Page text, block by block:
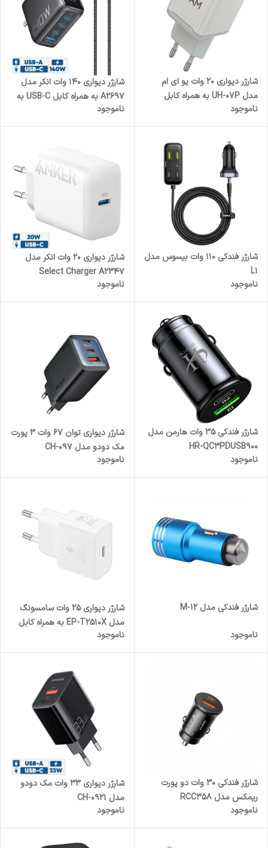
شارژر دیواری 20 وات یو ای ام
مدل UH-07P به همراه کابل
USB-C
ناموجود
شارژر دیواری 140 وات انکر مدل
A2697 به همراه کابل USB-C به
طول 1.5 متر
ناموجود
شارژر فندکی 110 وات بیسوس مدل
L1
ناموجود
شارژر دیواری 20 وات انکر مدل
Select Charger A2347
ناموجود
شارژر فندکی 35 وات هارمن مدل
HR-QC3PDUSB900
ناموجود
شارژر دیواری توان 67 وات 3 پورت
مک دودو مدل CH-097
ناموجود
شارژر فندکی مدل M-12
ناموجود
شارژر دیواری 25 وات سامسونگ
مدل EP-T2510X به همراه کابل
USB-C به طول 1 متر
ناموجود
شارژر فندکی 30 وات دو پورت
ریمکس مدل RCC358
ناموجود
شارژر دیواری 33 وات مک دودو
مدل CH-0921
ناموجود